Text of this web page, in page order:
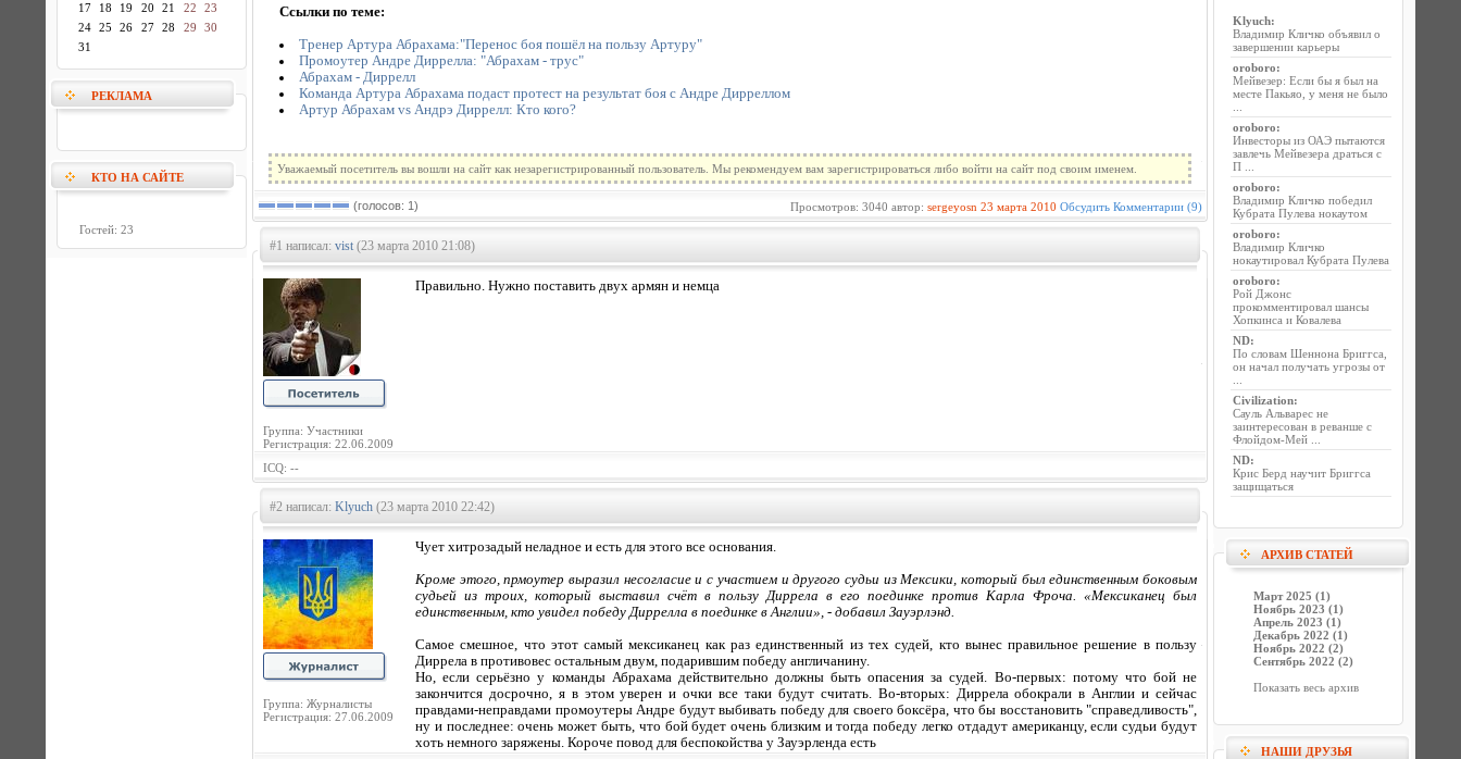
17
18 19 20 21 22
23
24
25 26 27 28 29
30
31
РЕКЛАМА
КТО НА САЙТЕ
Гостей: 23
Ссылки по теме:
Тренер Артура Абрахама:"Перенос боя пошёл на пользу Артуру"
Промоутер Андре Диррелла: "Абрахам - трус"
Абрахам - Диррелл
Команда Артура Абрахама подаст протест на результат боя с Андре Дирреллом
Артур Абрахам vs Андрэ Диррелл: Кто кого?
Уважаемый посетитель вы вошли на сайт как незарегистрированный пользователь. Мы рекомендуем вам зарегистрироваться либо войти на сайт под своим именем.
(голосов: 1) Просмотров: 3040 автор: sergeyosn 23 марта 2010 Обсудить Комментарии (9)
#1 написал: vist(23 марта 2010 21:08)
Группа: Участники
Регистрация: 22.06.2009
Правильно. Нужно поставить двух армян и немца
ICQ: --
#2 написал: Klyuch (23 марта 2010 22:42)
Группа: Журналисты
Регистрация: 27.06.2009
Чует хитрозадый неладное и есть для этого все основания.
Кроме этого, прмоутер выразил несогласие и с участием и другого судьи из Мексики, который был единственным боковым
судьей из троих, который выставил счёт в пользу Диррела в его поединке против Карла Фроча. «Мексиканец был
единственным, кто увидел победу Диррелла в поединке в Англии», - добавил Зауэрлэнд.
Самое смешное, что этот самый мексиканец как раз единственный из тех судей, кто вынес правильное решение в пользу
Диррела в противовес остальным двум, подарившим победу англичанину.
Но, если серьёзно у команды Абрахама действительно должны быть опасения за судей. Во-первых: потому что бой не
закончится досрочно, я в этом уверен и очки все таки будут считать. Во-вторых: Диррела обокрали в Англии и сейчас
правдами-неправдами промоутеры Андре будут выбивать победу для своего боксёра, что бы восстановить "справедливость",
ну и последнее: очень может быть, что бой будет очень близким и тогда победу легко отдадут американцу, если судьи будут
хоть немного заряжены. Короче повод для беспокойства у Зауэрленда есть
Klyuch:
Владимир Кличко объявил о
завершении карьеры
oroboro:
Мейвезер: Если бы я был на
месте Пакьяо, у меня не было
oroboro:
Инвесторы из ОАЭ пытаются
завлечь Мейвезера драться с
П ...
oroboro:
Владимир Кличко победил
Кубрата Пулева нокаутом
oroboro:
Владимир Кличко
нокаутировал Кубрата Пулева
oroboro:
Рой Джонс
прокомментировал шансы
Хопкинса и Ковалева
ND:
По словам Шеннона Бриггса,
он начал получать угрозы от
Civilization:
Сауль Альварес не
заинтересован в реванше с
Флойдом-Мей ...
ND:
Крис Берд научит Бриггса
защищаться
АРХИВ СТАТЕЙ
Март 2025 (1)
Ноябрь 2023 (1)
Апрель 2023 (1)
Декабрь 2022 (1)
Ноябрь 2022 (2)
Сентябрь 2022 (2)
Показать весь архив
НАШИ ДРУЗЬЯ